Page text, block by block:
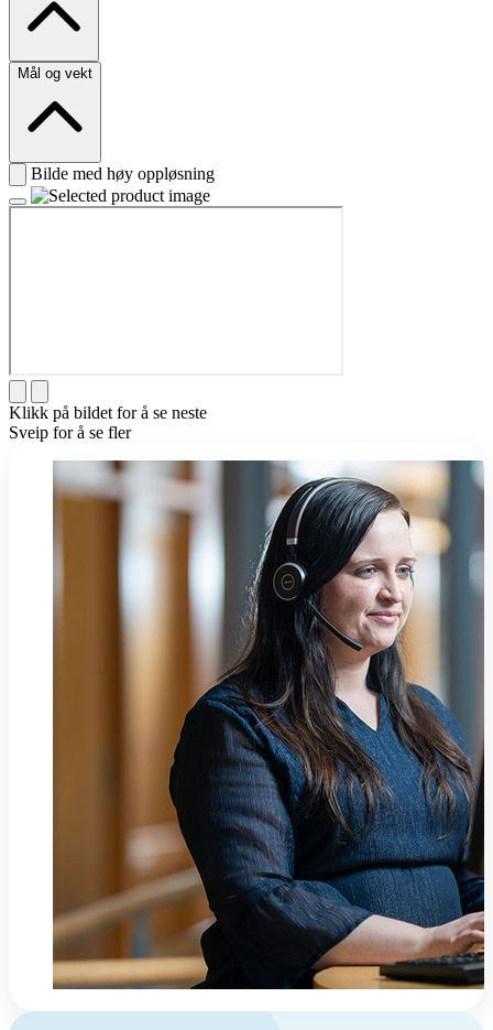
Mål og vekt
Bilde med høy oppløsning
Klikk på bildet for å se neste
Sveip for å se fler